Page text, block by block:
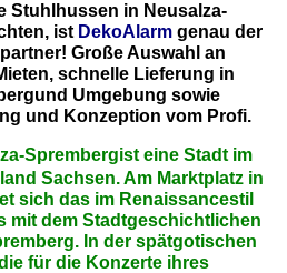
Stuhlhussen in Neusalza-
ist DekoAlarmgenau der
Große Auswahl an
schnelle Lieferung in
Umgebung sowie
und Konzeption vom Profi.
Sprembergist eine Stadt im
Sachsen. Am Marktplatz in
sich das im Renaissancestil
mit dem Stadtgeschichtlichen
In der spätgotischen
für die Konzerte ihres